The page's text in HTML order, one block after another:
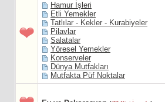
Hamur İşleri
Etli Yemekler
Tatlılar - Kekler - Kurabiyeler
Pilavlar
Salatalar
Yöresel Yemekler
Konserveler
Dünya Mutfakları
Mutfakta Püf Noktalar